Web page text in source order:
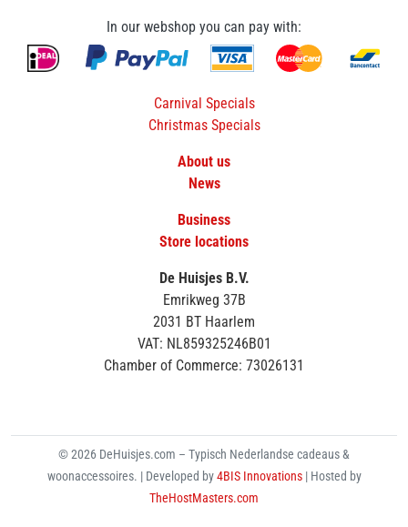
In our webshop you can pay with:
Carnival Specials
Christmas Specials
About us
News
Business
Store locations
De Huisjes B.V.
Emrikweg 37B
2031 BT Haarlem
VAT: NL859325246B01
Chamber of Commerce: 73026131
© 2026 DeHuisjes.com – Typisch Nederlandse cadeaus &
woonaccessoires. | Developed by4BIS Innovations | Hosted by
TheHostMasters.com